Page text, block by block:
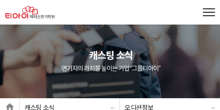
캐스팅 소식
연기자의 가치를 높이는 기업 “그룹티아이”
캐스팅 소식 오디션정보